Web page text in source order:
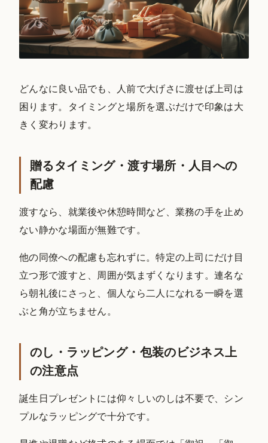
どんなに良い品でも、人前で大げさに渡せば上司は
困ります。タイミングと場所を選ぶだけで印象は大
きく変わります。
贈るタイミング・渡す場所・人目への
配慮
渡すなら、就業後や休憩時間など、業務の手を止め
ない静かな場面が無難です。
他の同僚への配慮も忘れずに。特定の上司にだけ目
立つ形で渡すと、周囲が気まずくなります。連名な
ら朝礼後にさっと、個人なら二人になれる一瞬を選
ぶと角が立ちません。
のし・ラッピング・包装のビジネス上
の注意点
誕生日プレゼントには仰々しいのしは不要で、シン
プルなラッピングで十分です。